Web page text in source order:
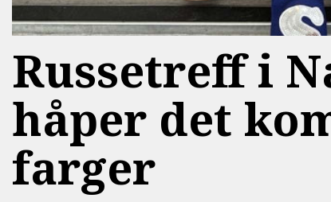
Russetreff i
håper det
farger